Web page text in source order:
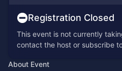
Registration Closed
This event is not currently
contact the host or subscribe
About Event